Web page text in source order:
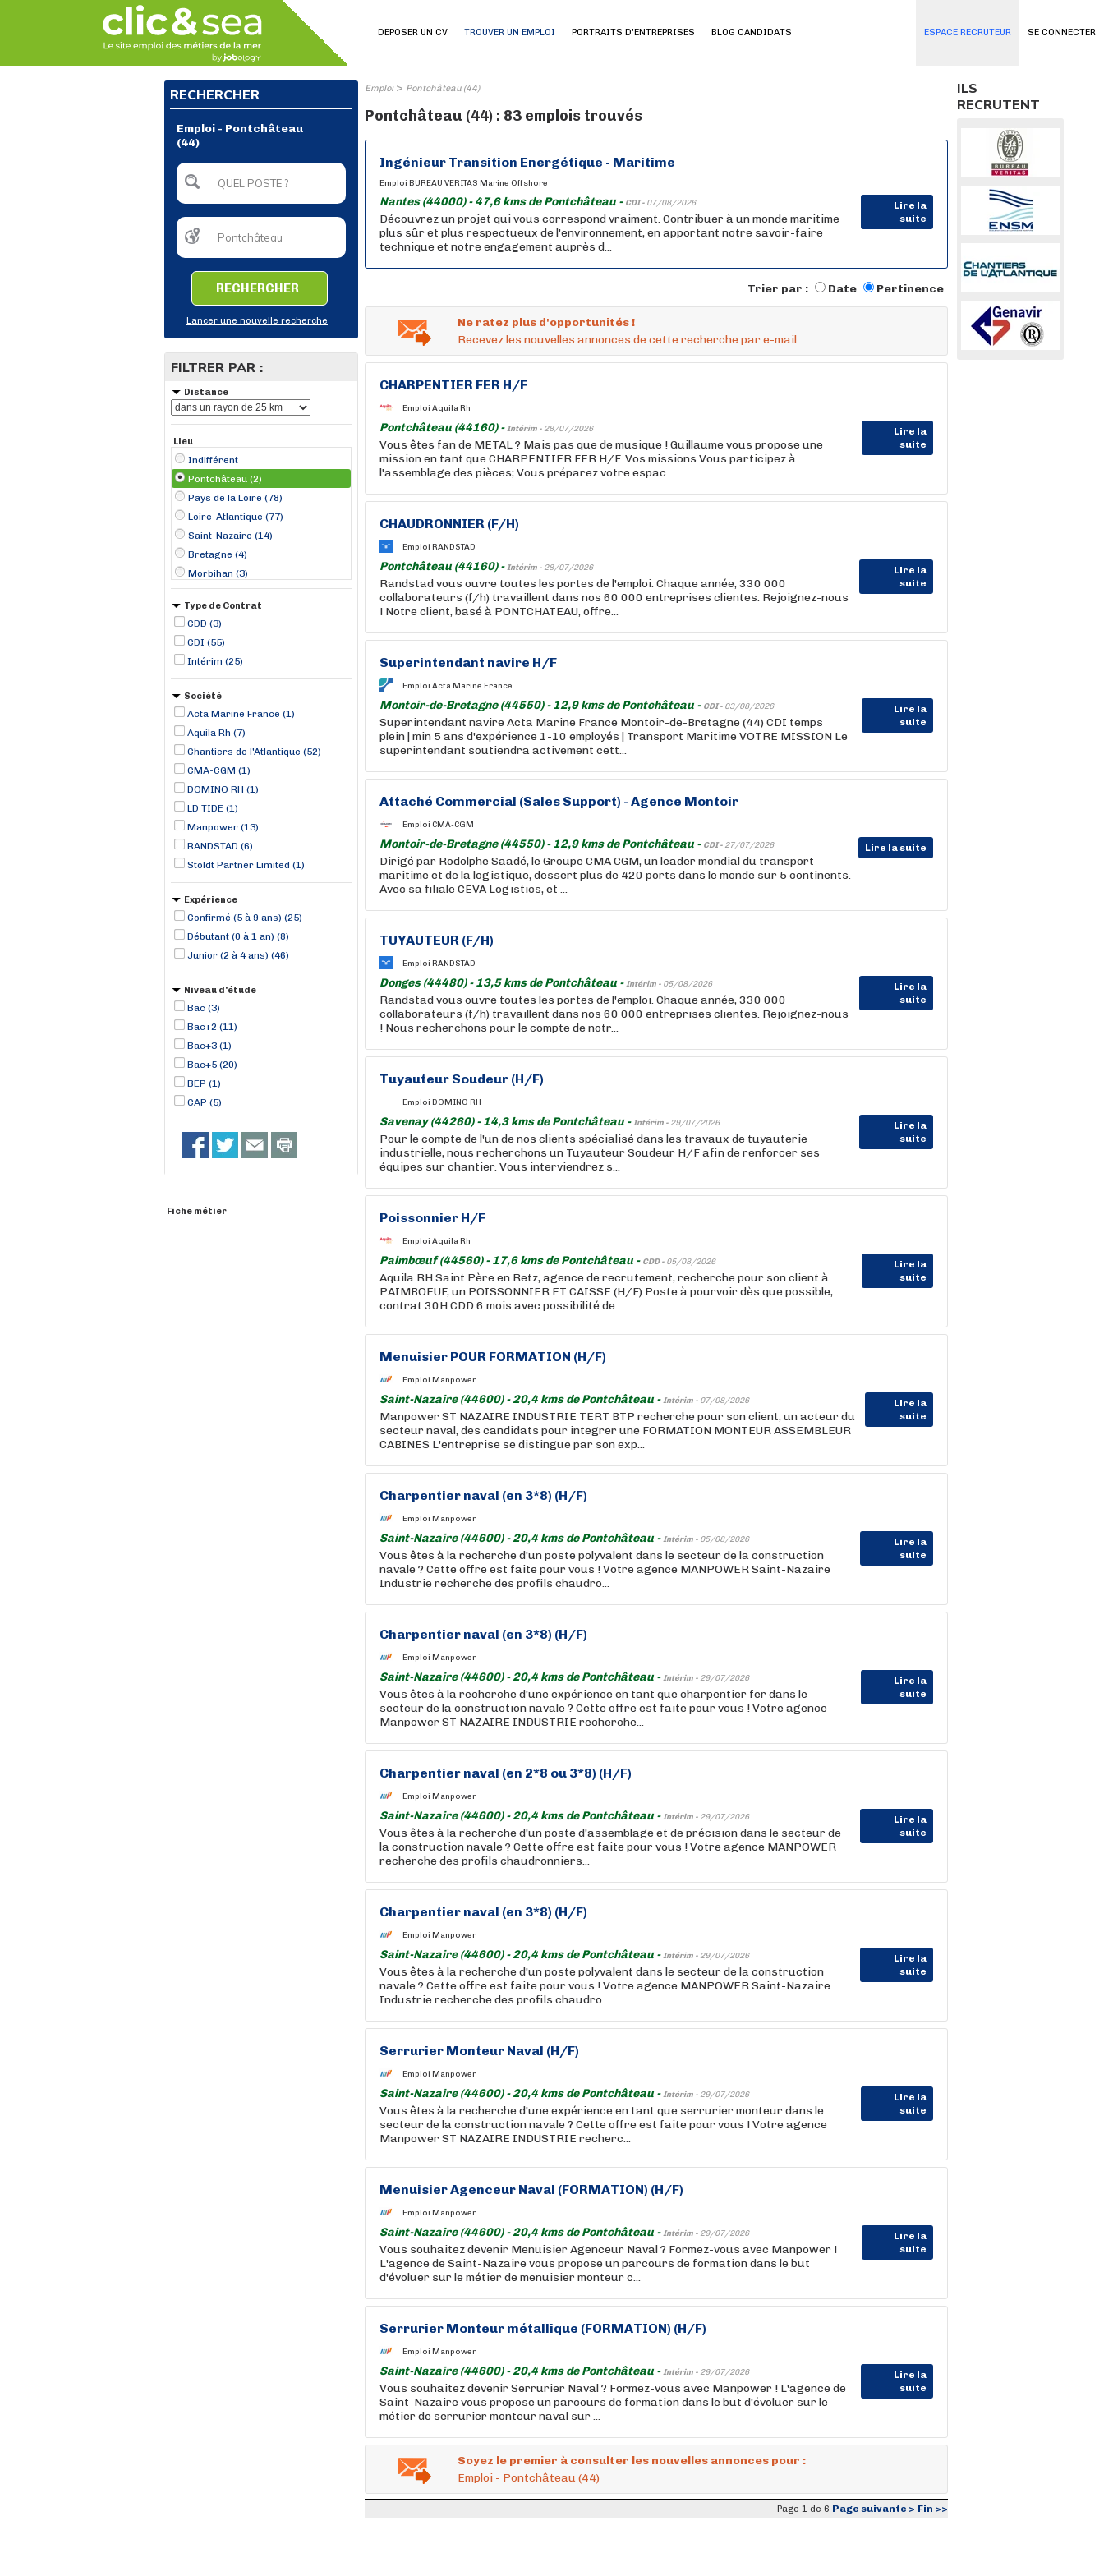
SE CONNECTER
DEPOSER UN CV TROUVER UN EMPLOI PORTRAITS D'ENTREPRISES BLOG CANDIDATS ESPACE RECRUTEUR
RECHERCHER
Emploi - Pontchâteau
(44)
RECHERCHER
Lancer une nouvelle recherche
FILTRER PAR :
Distance
Lieu
Indifférent
Pontchâteau (2)
Pays de la Loire (78)
Loire-Atlantique (77)
Saint-Nazaire (14)
Bretagne (4)
Morbihan (3)
Arzal (2)
Cordemais (2)
Montoir-de-Bretagne (2)
Donges (1)
Marzan (1)
Type de Contrat
CDD (3)
CDI (55)
Intérim (25)
Société
Acta Marine France (1)
Aquila Rh (7)
Chantiers de l'Atlantique (52)
CMA-CGM (1)
DOMINO RH (1)
LD TIDE (1)
Manpower (13)
RANDSTAD (6)
Stoldt Partner Limited (1)
Expérience
Confirmé (5 à 9 ans) (25)
Débutant (0 à 1 an) (8)
Junior (2 à 4 ans) (46)
Niveau d'étude
Bac (3)
Bac+2 (11)
Bac+3 (1)
Bac+5 (20)
BEP (1)
CAP (5)
Fiche métier
Emploi> Pontchâteau (44)
Pontchâteau (44) : 83 emplois trouvés
Ingénieur Transition Energétique - Maritime
Emploi BUREAU VERITAS Marine Offshore
Nantes (44000) - 47,6 kms de Pontchâteau - CDI - 07/08/2026
Lire la
suite
Découvrez un projet qui vous correspond vraiment. Contribuer à un monde maritime
plus sûr et plus respectueux de l'environnement, en apportant notre savoir-faire
technique et notre engagement auprès d...
Trier par : Date Pertinence
Ne ratez plus d'opportunités !
Recevez les nouvelles annonces de cette recherche par e-mail
CHARPENTIER FER H/F
Emploi Aquila Rh
Pontchâteau (44160) -Intérim - 28/07/2026
Lire la
suite
Vous êtes fan de METAL ? Mais pas que de musique ! Guillaume vous propose une
mission en tant que CHARPENTIER FER H/F. Vos missions Vous participez à
l'assemblage des pièces; Vous préparez votre espac...
CHAUDRONNIER (F/H)
Emploi RANDSTAD
Pontchâteau (44160) -Intérim - 28/07/2026
Lire la
suite
Randstad vous ouvre toutes les portes de l'emploi. Chaque année, 330 000
collaborateurs (f/h) travaillent dans nos 60 000 entreprises clientes. Rejoignez-nous
! Notre client, basé à PONTCHATEAU, offre...
Superintendant navire H/F
Emploi Acta Marine France
Montoir-de-Bretagne (44550) - 12,9 kms de Pontchâteau - CDI - 03/08/2026
Lire la
suite
Superintendant navire Acta Marine France Montoir-de-Bretagne (44) CDI temps
plein | min 5 ans d'expérience 1-10 employés | Transport Maritime VOTRE MISSION Le
superintendant soutiendra activement cett...
Attaché Commercial (Sales Support) - Agence Montoir
Emploi CMA-CGM
Montoir-de-Bretagne (44550) - 12,9 kms de Pontchâteau - CDI - 27/07/2026 Lire la suite
Dirigé par Rodolphe Saadé, le Groupe CMA CGM, un leader mondial du transport
maritime et de la logistique, dessert plus de 420 ports dans le monde sur 5 continents.
Avec sa filiale CEVA Logistics, et ...
TUYAUTEUR (F/H)
Emploi RANDSTAD
Donges (44480) - 13,5 kms de Pontchâteau -Intérim - 05/08/2026
Lire la
suite
Randstad vous ouvre toutes les portes de l'emploi. Chaque année, 330 000
collaborateurs (f/h) travaillent dans nos 60 000 entreprises clientes. Rejoignez-nous
! Nous recherchons pour le compte de notr...
Tuyauteur Soudeur (H/F)
Emploi DOMINO RH
Savenay (44260) - 14,3 kms de Pontchâteau -Intérim - 29/07/2026
Lire la
suite
Pour le compte de l'un de nos clients spécialisé dans les travaux de tuyauterie
industrielle, nous recherchons un Tuyauteur Soudeur H/F afin de renforcer ses
équipes sur chantier. Vous interviendrez s...
Poissonnier H/F
Emploi Aquila Rh
Paimbœuf (44560) - 17,6 kms de Pontchâteau - CDD - 05/08/2026
Lire la
suite
Aquila RH Saint Père en Retz, agence de recrutement, recherche pour son client à
PAIMBOEUF, un POISSONNIER ET CAISSE (H/F) Poste à pourvoir dès que possible,
contrat 30H CDD 6 mois avec possibilité de...
Menuisier POUR FORMATION (H/F)
Emploi Manpower
Saint-Nazaire (44600) - 20,4 kms de Pontchâteau -Intérim - 07/08/2026
Lire la
suite
Manpower ST NAZAIRE INDUSTRIE TERT BTP recherche pour son client, un acteur du
secteur naval, des candidats pour integrer une FORMATION MONTEUR ASSEMBLEUR
CABINES L'entreprise se distingue par son exp...
Charpentier naval (en 3*8) (H/F)
Emploi Manpower
Saint-Nazaire (44600) - 20,4 kms de Pontchâteau -Intérim - 05/08/2026
Lire la
suite
Vous êtes à la recherche d'un poste polyvalent dans le secteur de la construction
navale ? Cette offre est faite pour vous ! Votre agence MANPOWER Saint-Nazaire
Industrie recherche des profils chaudro...
Charpentier naval (en 3*8) (H/F)
Emploi Manpower
Saint-Nazaire (44600) - 20,4 kms de Pontchâteau -Intérim - 29/07/2026
Lire la
suite
Vous êtes à la recherche d'une expérience en tant que charpentier fer dans le
secteur de la construction navale ? Cette offre est faite pour vous ! Votre agence
Manpower ST NAZAIRE INDUSTRIE recherche...
Charpentier naval (en 2*8 ou 3*8) (H/F)
Emploi Manpower
Saint-Nazaire (44600) - 20,4 kms de Pontchâteau -Intérim - 29/07/2026
Lire la
suite
Vous êtes à la recherche d'un poste d'assemblage et de précision dans le secteur de
la construction navale ? Cette offre est faite pour vous ! Votre agence MANPOWER
recherche des profils chaudronniers...
Charpentier naval (en 3*8) (H/F)
Emploi Manpower
Saint-Nazaire (44600) - 20,4 kms de Pontchâteau -Intérim - 29/07/2026
Lire la
suite
Vous êtes à la recherche d'un poste polyvalent dans le secteur de la construction
navale ? Cette offre est faite pour vous ! Votre agence MANPOWER Saint-Nazaire
Industrie recherche des profils chaudro...
Serrurier Monteur Naval (H/F)
Emploi Manpower
Saint-Nazaire (44600) - 20,4 kms de Pontchâteau -Intérim - 29/07/2026
Lire la
suite
Vous êtes à la recherche d'une expérience en tant que serrurier monteur dans le
secteur de la construction navale ? Cette offre est faite pour vous ! Votre agence
Manpower ST NAZAIRE INDUSTRIE recherc...
Menuisier Agenceur Naval (FORMATION) (H/F)
Emploi Manpower
Saint-Nazaire (44600) - 20,4 kms de Pontchâteau -Intérim - 29/07/2026
Lire la
suite
Vous souhaitez devenir Menuisier Agenceur Naval ? Formez-vous avec Manpower !
L'agence de Saint-Nazaire vous propose un parcours de formation dans le but
d'évoluer sur le métier de menuisier monteur c...
Serrurier Monteur métallique (FORMATION) (H/F)
Emploi Manpower
Saint-Nazaire (44600) - 20,4 kms de Pontchâteau -Intérim - 29/07/2026
Lire la
suite
Vous souhaitez devenir Serrurier Naval ? Formez-vous avec Manpower ! L'agence de
Saint-Nazaire vous propose un parcours de formation dans le but d'évoluer sur le
métier de serrurier monteur naval sur ...
Soyez le premier à consulter les nouvelles annonces pour :
Emploi - Pontchâteau (44)
Page 1 de 6 Page suivante > Fin >>
ILS
RECRUTENT